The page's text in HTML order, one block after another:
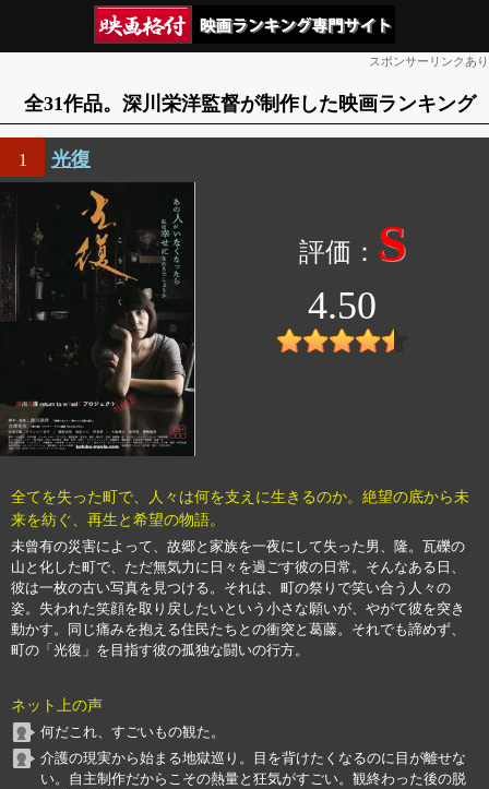
スポンサーリンクあり
全31作品。深川栄洋監督が制作した映画ランキング
1 光復
S
4.50
全てを失った町で、人々は何を支えに生きるのか。絶望の底から未
来を紡ぐ、再生と希望の物語。
未曾有の災害によって、故郷と家族を一夜にして失った男、隆。瓦礫の
山と化した町で、ただ無気力に日々を過ごす彼の日常。そんなある日、
彼は一枚の古い写真を見つける。それは、町の祭りで笑い合う人々の
姿。失われた笑顔を取り戻したいという小さな願いが、やがて彼を突き
動かす。同じ痛みを抱える住民たちとの衝突と葛藤。それでも諦めず、
町の「光復」を目指す彼の孤独な闘いの行方。
ネット上の声
何だこれ、すごいもの観た。
介護の現実から始まる地獄巡り。目を背けたくなるのに目が離せな
い。自主制作だからこその熱量と狂気がすごい。観終わった後の脱